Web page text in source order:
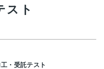
ス ト
・受託テスト